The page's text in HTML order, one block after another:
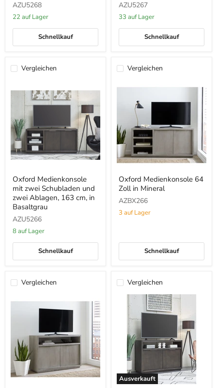
Basaltgrau
AZU5268
22 auf Lager
Schnellkauf
Zoll,
in
Basaltgrau
AZU5267
33 auf Lager
Schnellkauf
Vergleichen
Medienkonsole
mit
zwei
Schubladen
und
zwei
Ablagen,
163
cm,
Basaltgrau
Oxford Medienkonsole
mit zwei Schubladen und
zwei Ablagen, 163 cm, in
Basaltgrau
AZU5266
8 auf Lager
Schnellkauf
Vergleichen
Medienkonsole
64
Zoll
in
Mineral
Oxford Medienkonsole 64
Zoll in Mineral
AZBX266
3 auf Lager
Schnellkauf
Vergleichen Vergleichen
Ausverkauft